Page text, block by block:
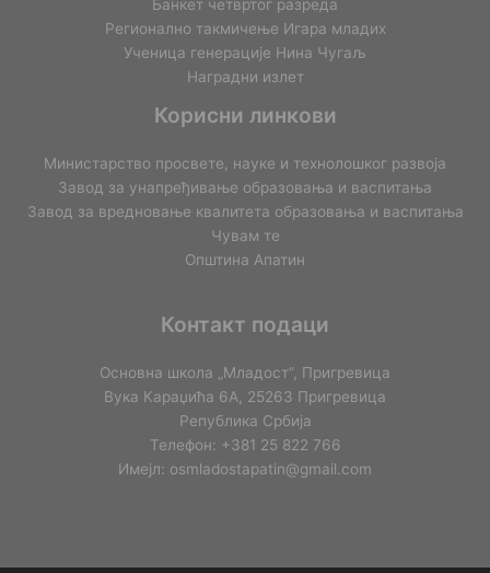
Банкет четвртог разреда
Регионално такмичењe Игара младих
Ученица генерације Нина Чугаљ
Наградни излет
Корисни линкови
Министарство просвете, науке и технолошког развоја
Завод за унапређивање образовања и васпитања
Завод за вредновање квалитета образовања и васпитања
Чувам те
Општина Апатин
Контакт подаци
Основна школа „Младост“, Пригревица
Вука Караџића 6А, 25263 Пригревица
Република Србија
Телефон: +381 25 822 766
Имејл: osmladostapatin@gmail.com